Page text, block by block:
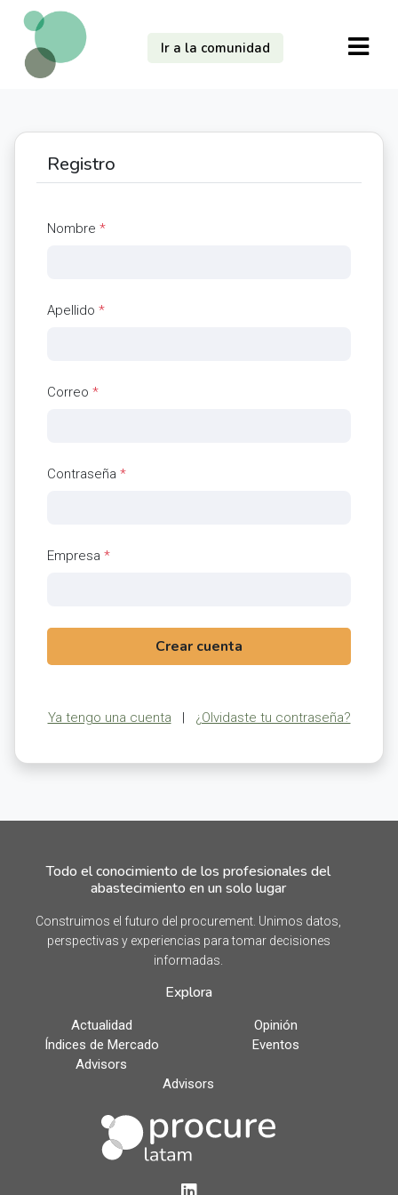
Ir a la comunidad
Registro
Nombre *
Apellido *
Correo *
Contraseña *
Empresa *
Crear cuenta
Ya tengo una cuenta | ¿Olvidaste tu contraseña?
Todo el conocimiento de los profesionales del
abastecimiento en un solo lugar
Construimos el futuro del procurement. Unimos datos,
perspectivas y experiencias para tomar decisiones
informadas.
Explora
Actualidad
Opinión
Índices de Mercado
Eventos
Advisors
Advisors
LinkedIn